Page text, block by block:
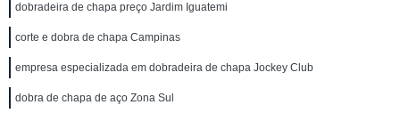
dobradeira de chapa preço Jardim Iguatemi
corte e dobra de chapa Campinas
empresa especializada em dobradeira de chapa Jockey Club
dobra de chapa de aço Zona Sul